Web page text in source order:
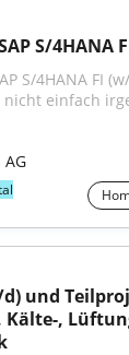
S/4HANA
S/4HANA FI
einfach
und
Kälte-,